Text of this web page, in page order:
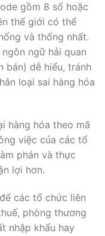
gồm 8 số hoặc
thế giới có thể
và thống nhất.
ngữ hải quan
bán) dễ hiểu, tránh
loại sai hàng hóa
hàng hóa theo mã
việc của các tổ
phán và thực
lợi hơn.
các tổ chức liên
phòng thương
nhập khẩu hay